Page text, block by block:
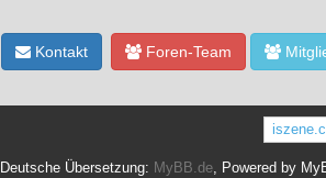
Kontakt Foren-Team
Deutsche Übersetzung: MyBB.de , Powered by